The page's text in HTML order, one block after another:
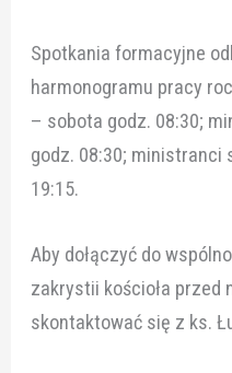
Spotkania formacyjne
harmonogramu pracy
– sobota godz. 08:30;
godz. 08:30;
19:15.
Aby dołączyć do
zakrystii kościoła przed
skontaktować się z ks.